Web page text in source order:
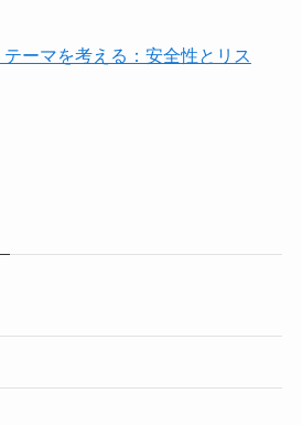
ーマを考える：安全性とリス